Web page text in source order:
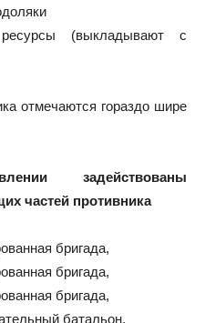
(выкладывают с
отмечаются гораздо шире
задействованы
частей противника
бригада,
бригада,
бригада,
батальон,